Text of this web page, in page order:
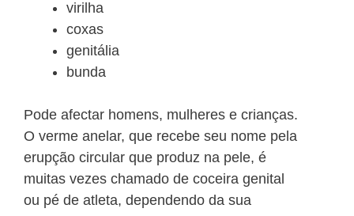
virilha
coxas
genitália
bunda
Pode afectar homens, mulheres e crianças.
O verme anelar, que recebe seu nome pela
erupção circular que produz na pele, é
muitas vezes chamado de coceira genital
ou pé de atleta, dependendo da sua